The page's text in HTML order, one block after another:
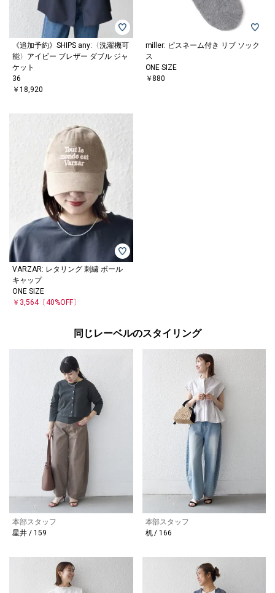
《追加予約》SHIPS any:〈洗濯機可
能〉アイビー ブレザー ダブル ジャ
ケット
36
￥18,920
miller: ピスネーム付き リブ ソック
ス
ONE SIZE
￥880
VARZAR: レタリング 刺繍 ボール
キャップ
ONE SIZE
￥3,564〔40%OFF〕
同じレーベルのスタイリング
本部スタッフ
星井 / 159
本部スタッフ
机 / 166